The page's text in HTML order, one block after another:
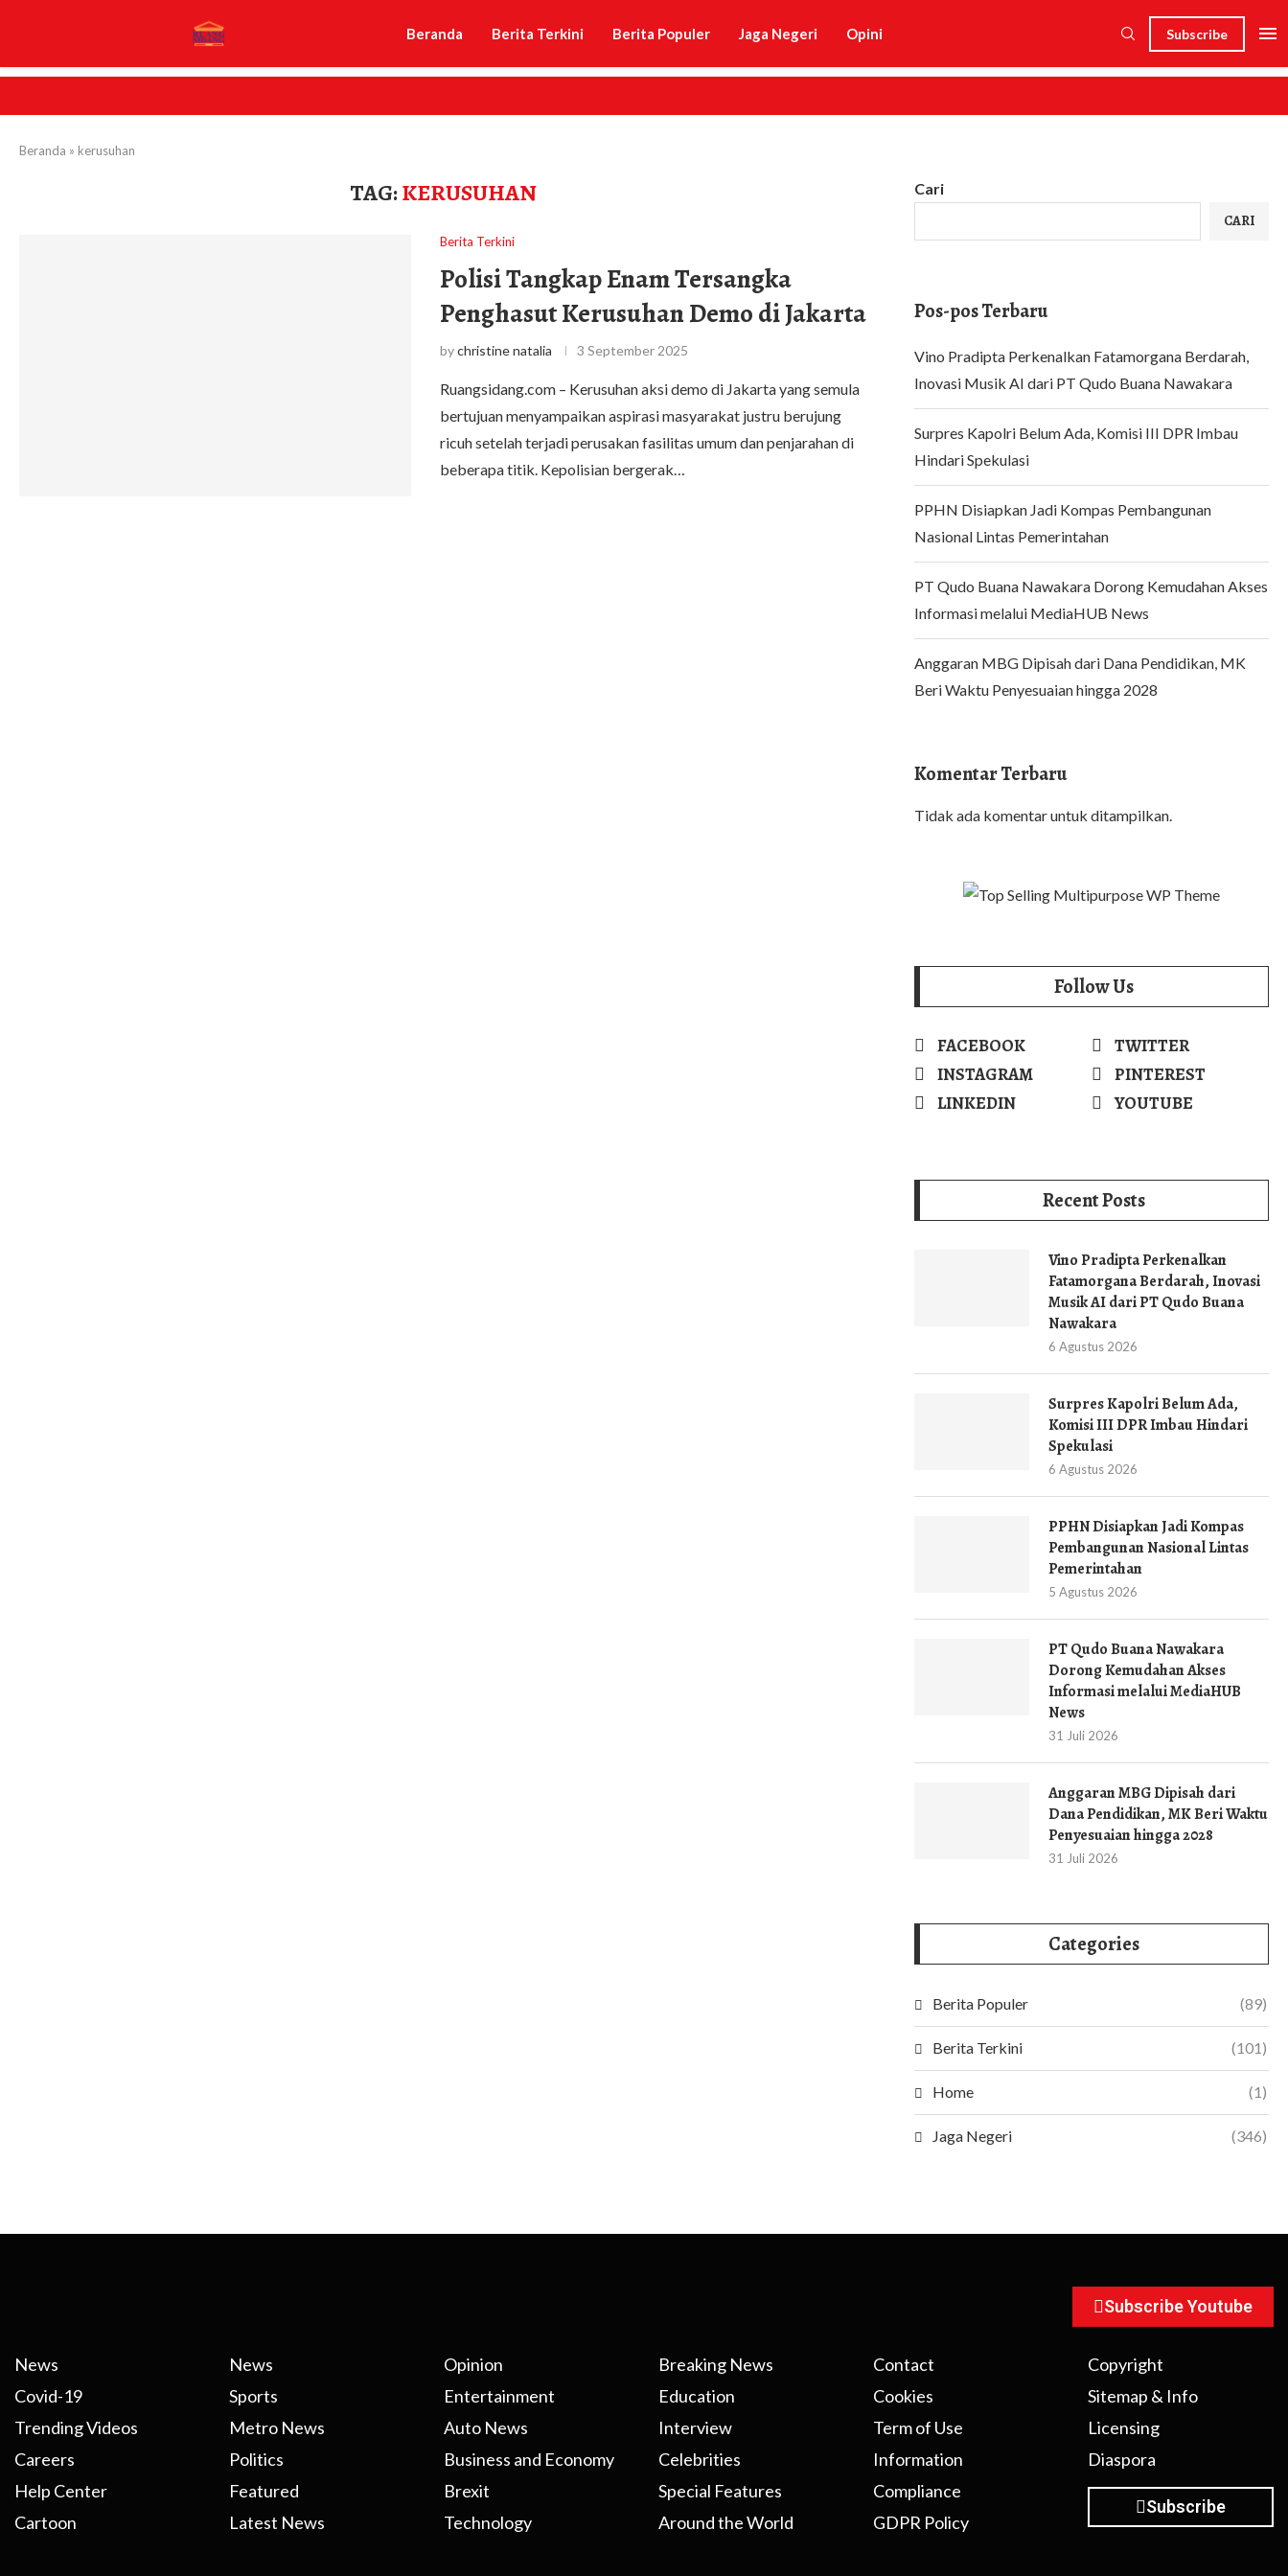
Beranda Berita Terkini Berita Populer Jaga Negeri Opini Subscribe
Beranda » kerusuhan
TAG:KERUSUHAN
Berita Terkini
Polisi Tangkap Enam Tersangka
Penghasut Kerusuhan Demo di Jakarta
bychristine natalia 3 September 2025
Ruangsidang.com – Kerusuhan aksi demo di Jakarta yang semula
bertujuan menyampaikan aspirasi masyarakat justru berujung
ricuh setelah terjadi perusakan fasilitas umum dan penjarahan di
beberapa titik. Kepolisian bergerak…
Cari
CARI
Pos-pos Terbaru
Vino Pradipta Perkenalkan Fatamorgana Berdarah,
Inovasi Musik AI dari PT Qudo Buana Nawakara
Surpres Kapolri Belum Ada, Komisi III DPR Imbau
Hindari Spekulasi
PPHN Disiapkan Jadi Kompas Pembangunan
Nasional Lintas Pemerintahan
PT Qudo Buana Nawakara Dorong Kemudahan Akses
Informasi melalui MediaHUB News
Anggaran MBG Dipisah dari Dana Pendidikan, MK
Beri Waktu Penyesuaian hingga 2028
Komentar Terbaru
Tidak ada komentar untuk ditampilkan.
Follow Us
FACEBOOK
TWITTER
INSTAGRAM
PINTEREST
LINKEDIN
YOUTUBE
Recent Posts
Vino Pradipta Perkenalkan
Fatamorgana Berdarah, Inovasi
Musik AI dari PT Qudo Buana
Nawakara
6 Agustus 2026
Surpres Kapolri Belum Ada,
Komisi III DPR Imbau Hindari
Spekulasi
6 Agustus 2026
PPHN Disiapkan Jadi Kompas
Pembangunan Nasional Lintas
Pemerintahan
5 Agustus 2026
PT Qudo Buana Nawakara
Dorong Kemudahan Akses
Informasi melalui MediaHUB
News
31 Juli 2026
Anggaran MBG Dipisah dari
Dana Pendidikan, MK Beri Waktu
Penyesuaian hingga 2028
31 Juli 2026
Categories
Berita Populer (89)
Berita Terkini (101)
Home (1)
Jaga Negeri (346)
Subscribe Youtube
News
Covid-19
Trending Videos
Careers
Help Center
Cartoon
News
Sports
Metro News
Politics
Featured
Latest News
Opinion
Entertainment
Auto News
Business and Economy
Brexit
Technology
Breaking News
Education
Interview
Celebrities
Special Features
Around the World
Contact
Cookies
Term of Use
Information
Compliance
GDPR Policy
Copyright
Sitemap & Info
Licensing
Diaspora
Subscribe